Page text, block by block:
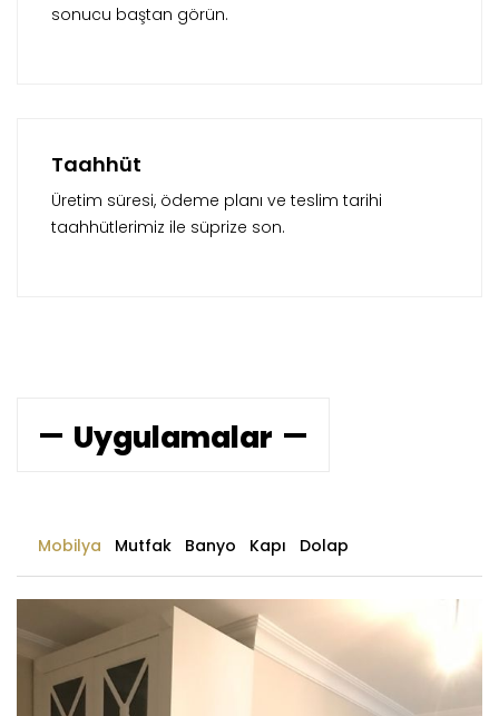
sonucu baştan görün.
Taahhüt
Üretim süresi, ödeme planı ve teslim tarihi
taahhütlerimiz ile süprize son.
Uygulamalar
Mobilya Mutfak Banyo Kapı Dolap